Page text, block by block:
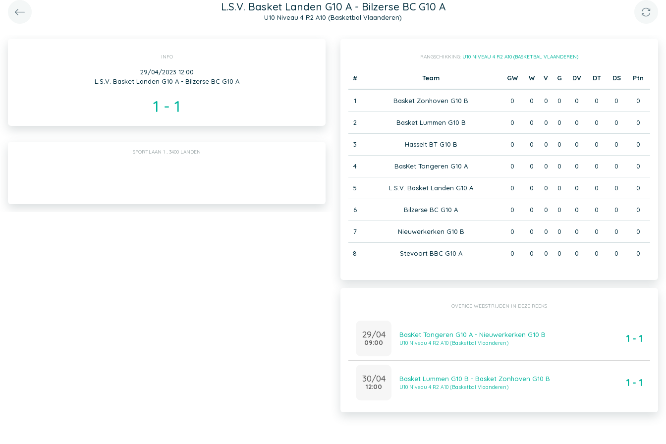
L.S.V. Basket Landen G10 A - Bilzerse BC G10 A
U10 Niveau 4 R2 A10 (Basketbal Vlaanderen)
INFO
29/04/2023 12:00
L.S.V. Basket Landen G10 A - Bilzerse BC G10 A
1 - 1
SPORTLAAN 1 , 3400 LANDEN
RANGSCHIKKING: U10 NIVEAU 4 R2 A10 (BASKETBAL VLAANDEREN)
# Team GW W V G DV DT DS Ptn
1 Basket Zonhoven G10 B 0 0 0 0 0 0 0 0
2 Basket Lummen G10 B 0 0 0 0 0 0 0 0
3 Hasselt BT G10 B 0 0 0 0 0 0 0 0
4 BasKet Tongeren G10 A 0 0 0 0 0 0 0 0
5 L.S.V. Basket Landen G10 A 0 0 0 0 0 0 0 0
6 Bilzerse BC G10 A 0 0 0 0 0 0 0 0
7 Nieuwerkerken G10 B 0 0 0 0 0 0 0 0
8 Stevoort BBC G10 A 0 0 0 0 0 0 0 0
OVERIGE WEDSTRIJDEN IN DEZE REEKS
29/04
09:00
BasKet Tongeren G10 A - Nieuwerkerken G10 B
U10 Niveau 4 R2 A10 (Basketbal Vlaanderen) 1 - 1
30/04
12:00
Basket Lummen G10 B - Basket Zonhoven G10 B
U10 Niveau 4 R2 A10 (Basketbal Vlaanderen) 1 - 1